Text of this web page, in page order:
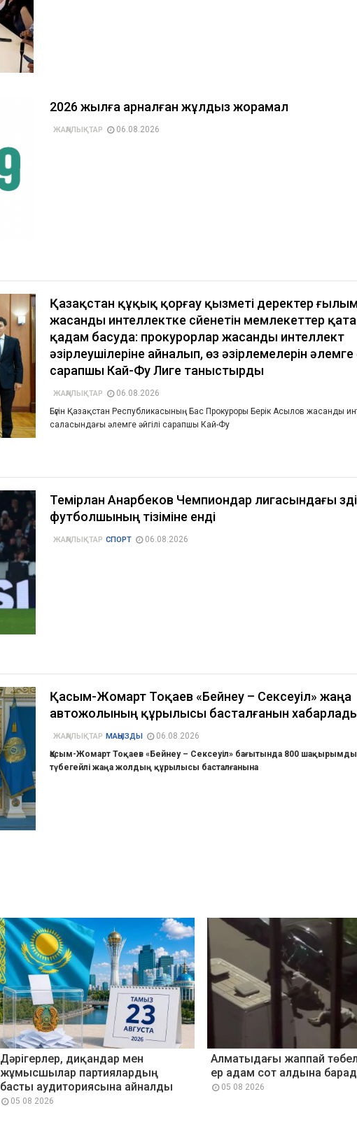
2026 жылға арналған жұлдыз жорамал
ЖАҢАЛЫҚТАР 06.08.2026
Қазақстан құқық қорғау қызметі деректер
жасанды интеллектке сүйенетін мемлекеттер
қадам басуда: прокурорлар жасанды интеллект
әзірлеушілеріне айналып, өз әзірлемелерін әлемге
сарапшы Кай-Фу Лиге таныстырды
ЖАҢАЛЫҚТАР
06.08.2026
Бүгін Қазақстан Республикасының Бас Прокуроры Берік Асылов жасанды
саласындағы әлемге әйгілі сарапшы Кай-Фу
Темірлан Анарбеков Чемпиондар лигасындағы
футболшының тізіміне енді
ЖАҢАЛЫҚТАР СПОРТ 06.08.2026
Қасым-Жомарт Тоқаев «Бейнеу – Сексеуіл» жаңа
автожолының құрылысы басталғанын
ЖАҢАЛЫҚТАР МАҢЫЗДЫ
06.08.2026
Қасым-Жомарт Тоқаев «Бейнеу – Сексеуіл» бағытында 800
түбегейлі жаңа жолдың құрылысы басталғанына
Дәрігерлер, диқандар мен
жұмысшылар партиялардың
басты аудиториясына айналды
05 08 2026
Алматыдағы жаппай
ер адам сот алдына
05 08 2026